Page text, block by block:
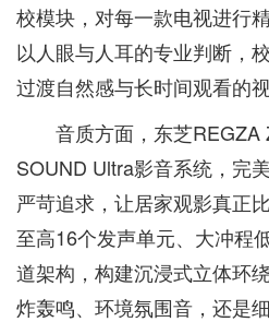
校模块，对每一款电视进
以人眼与人耳的专业判断，
过渡自然感与长时间观看的视
音质方面，东芝
SOUND Ultra影音系统，完
严苛追求，让居家观影真正
至高16个发声单元、大冲程
道架构，构建沉浸式立体环
炸轰鸣、环境氛围音，还是